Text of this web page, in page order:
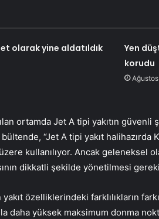
olarak yine aldatıldık
Yen
korudu
ortamda Jet A tipi yakıtın
“Jet A tipi yakıt halihazırda
kullanılıyor. Ancak geleneksel
dikkatli şekilde yönetilmesi
özelliklerindeki farklılıkların
daha yüksek maksimum donma